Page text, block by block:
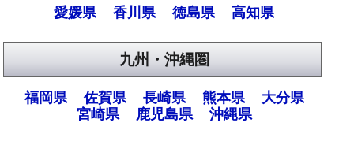
愛媛県 香川県 徳島県 高知県
九州・沖縄圏
福岡県 佐賀県 長崎県 熊本県
大分県
宮崎県
鹿児島県 沖縄県